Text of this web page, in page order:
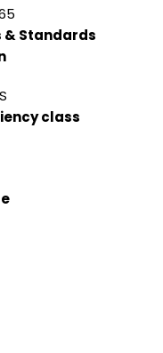
Standards
class